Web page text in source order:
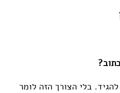
בלי הצורך הזה לומר